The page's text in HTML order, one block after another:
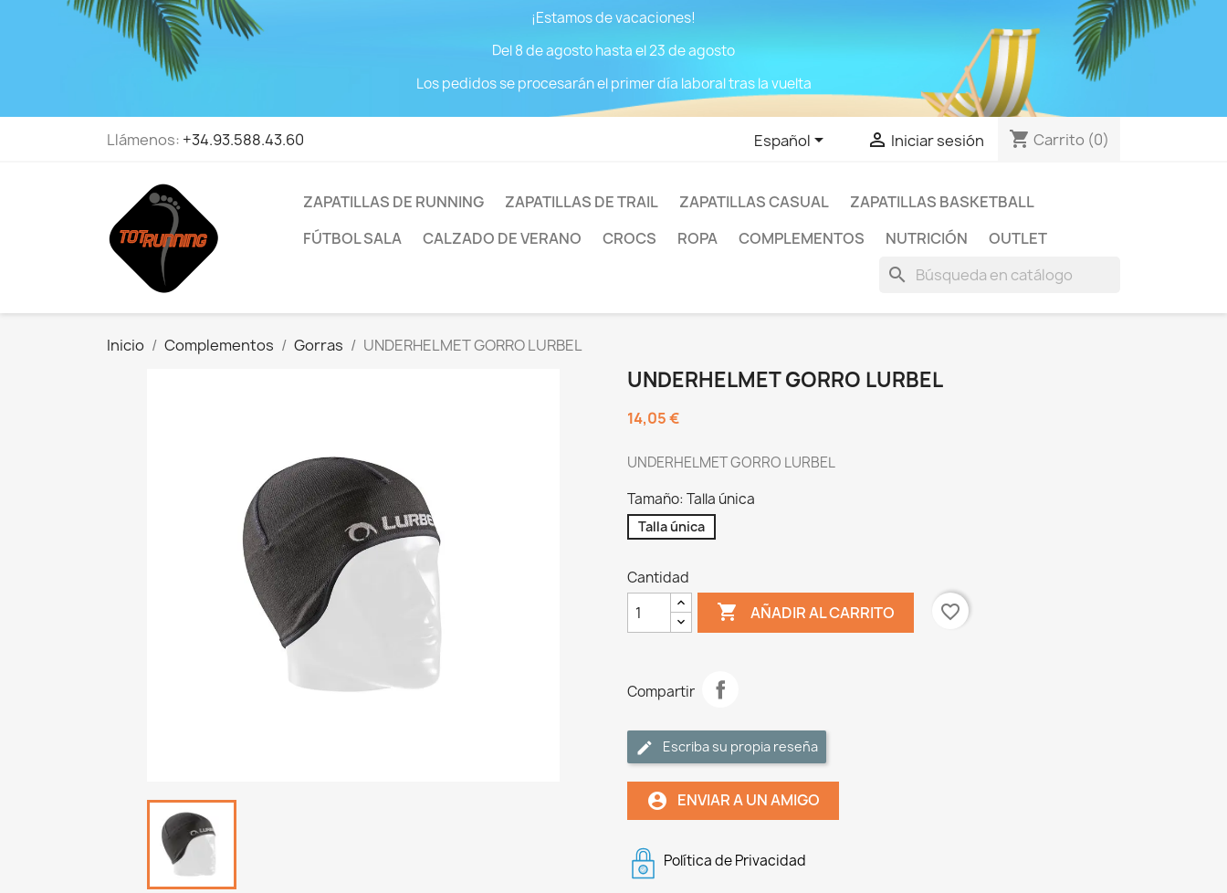
¡Estamos de vacaciones!
Del 8 de agosto hasta el 23 de agosto
Los pedidos se procesarán el primer día laboral tras la vuelta
Llámenos: +34.93.588.43.60 Español  Iniciar sesión shopping_cart Carrito (0)
ZAPATILLAS DE RUNNING ZAPATILLAS DE TRAIL ZAPATILLAS CASUAL
ZAPATILLAS BASKETBALL
FÚTBOL SALA
CALZADO DE VERANO CROCS ROPA COMPLEMENTOS NUTRICIÓN OUTLET
search
Inicio Complementos Gorras UNDERHELMET GORRO LURBEL
UNDERHELMET GORRO LURBEL
14,05 €
UNDERHELMET GORRO LURBEL
Tamaño: Talla única
Talla única
Cantidad
 AÑADIR AL CARRITO favorite_border
Compartir
Escriba su propia reseña
account_circle ENVIAR A UN AMIGO
Política de Privacidad